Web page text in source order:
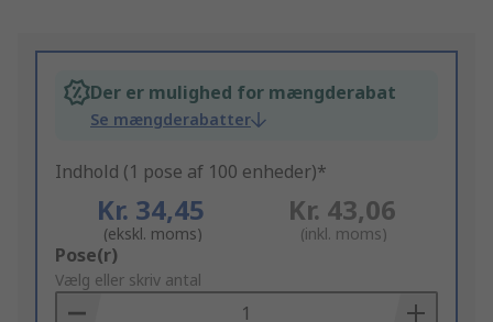
Der er mulighed for mængderabat
Se mængderabatter
Indhold (1 pose af 100 enheder)*
Kr. 34,45
(ekskl. moms)
Kr. 43,06
(inkl. moms)
Add
to
Basket
Pose(r)
Vælg eller skriv antal